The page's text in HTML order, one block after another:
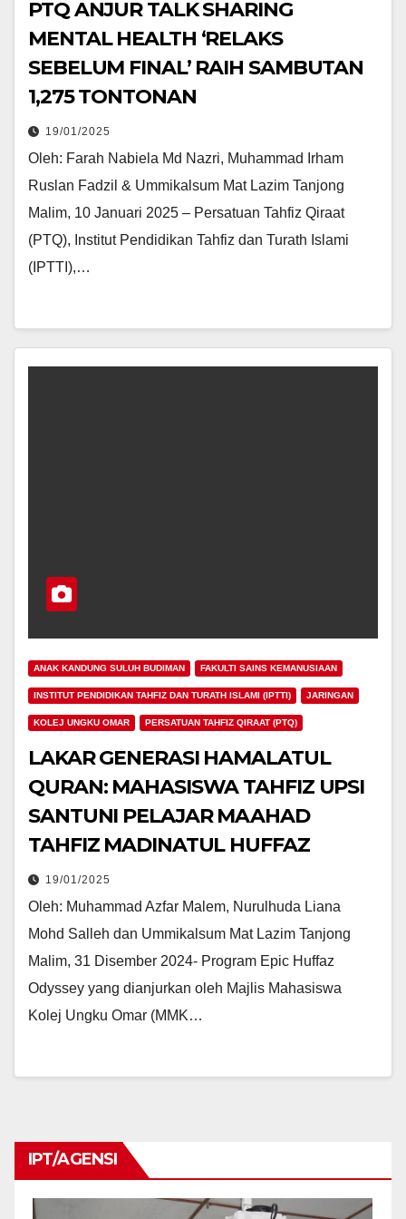
PTQ ANJUR TALK SHARING
MENTAL HEALTH ‘RELAKS
SEBELUM FINAL’ RAIH SAMBUTAN
1,275 TONTONAN
19/01/2025
Oleh: Farah Nabiela Md Nazri, Muhammad Irham
Ruslan Fadzil & Ummikalsum Mat Lazim Tanjong
Malim, 10 Januari 2025 – Persatuan Tahfiz Qiraat
(PTQ), Institut Pendidikan Tahfiz dan Turath Islami
(IPTTI),…
ANAK KANDUNG SULUH BUDIMAN FAKULTI SAINS KEMANUSIAAN
INSTITUT PENDIDIKAN TAHFIZ DAN TURATH ISLAMI (IPTTI) JARINGAN
KOLEJ UNGKU OMAR PERSATUAN TAHFIZ QIRAAT (PTQ)
LAKAR GENERASI HAMALATUL
QURAN: MAHASISWA TAHFIZ UPSI
SANTUNI PELAJAR MAAHAD
TAHFIZ MADINATUL HUFFAZ
19/01/2025
Oleh: Muhammad Azfar Malem, Nurulhuda Liana
Mohd Salleh dan Ummikalsum Mat Lazim Tanjong
Malim, 31 Disember 2024- Program Epic Huffaz
Odyssey yang dianjurkan oleh Majlis Mahasiswa
Kolej Ungku Omar (MMK…
IPT/AGENSI